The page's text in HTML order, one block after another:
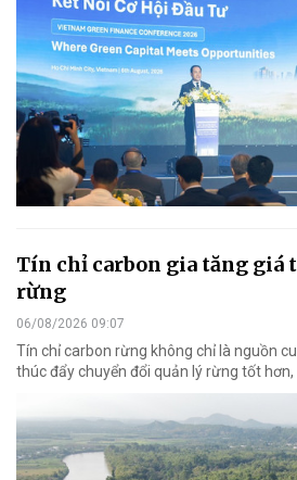
Tín chỉ carbon gia tăng giá
rừng
06/08/2026 09:07
Tín chỉ carbon rừng không chỉ là nguồn
thúc đẩy chuyển đổi quản lý rừng tốt hơn,